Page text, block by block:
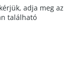
adja meg az
található